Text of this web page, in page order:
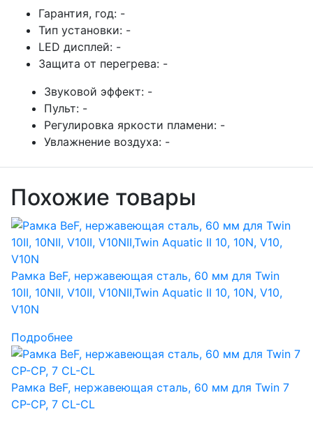
Гарантия, год: -
Тип установки: -
LED дисплей: -
Защита от перегрева: -
Звуковой эффект: -
Пульт: -
Регулировка яркости пламени: -
Увлажнение воздуха: -
Похожие товары
Рамка BeF, нержавеющая сталь, 60 мм для Twin
10II, 10NII, V10II, V10NII,Twin Aquatic II 10, 10N, V10,
V10N
Подробнее
Рамка BeF, нержавеющая сталь, 60 мм для Twin 7
CP-CP, 7 CL-CL